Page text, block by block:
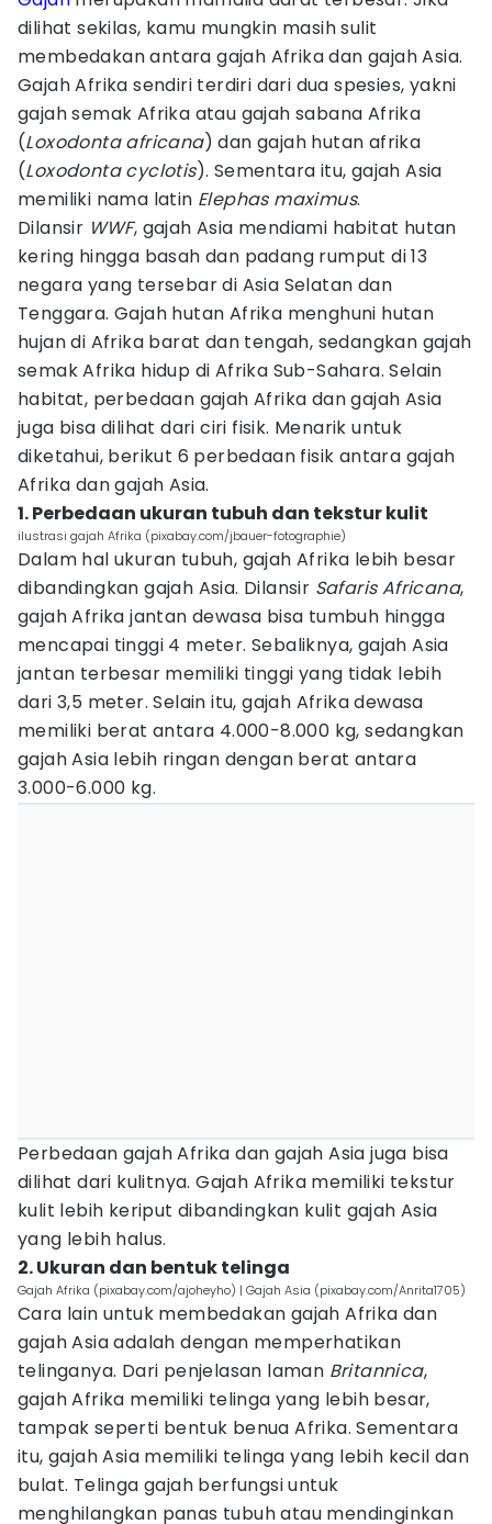
dilihat sekilas, kamu mungkin masih sulit
membedakan antara gajah Afrika dan gajah Asia.
Gajah Afrika sendiri terdiri dari dua spesies, yakni
gajah semak Afrika atau gajah sabana Afrika
(Loxodonta africana) dan gajah hutan afrika
(Loxodonta cyclotis). Sementara itu, gajah Asia
memiliki nama latin Elephas maximus.
Dilansir WWF, gajah Asia mendiami habitat hutan
kering hingga basah dan padang rumput di 13
negara yang tersebar di Asia Selatan dan
Tenggara. Gajah hutan Afrika menghuni hutan
hujan di Afrika barat dan tengah, sedangkan gajah
semak Afrika hidup di Afrika Sub-Sahara. Selain
habitat, perbedaan gajah Afrika dan gajah Asia
juga bisa dilihat dari ciri fisik. Menarik untuk
diketahui, berikut 6 perbedaan fisik antara gajah
Afrika dan gajah Asia.
1. Perbedaan ukuran tubuh dan tekstur kulit
ilustrasi gajah Afrika (pixabay.com/jbauer-fotographie)
Dalam hal ukuran tubuh, gajah Afrika lebih besar
dibandingkan gajah Asia. Dilansir Safaris Africana,
gajah Afrika jantan dewasa bisa tumbuh hingga
mencapai tinggi 4 meter. Sebaliknya, gajah Asia
jantan terbesar memiliki tinggi yang tidak lebih
dari 3,5 meter. Selain itu, gajah Afrika dewasa
memiliki berat antara 4.000-8.000 kg, sedangkan
gajah Asia lebih ringan dengan berat antara
3.000-6.000 kg.
Perbedaan gajah Afrika dan gajah Asia juga bisa
dilihat dari kulitnya. Gajah Afrika memiliki tekstur
kulit lebih keriput dibandingkan kulit gajah Asia
yang lebih halus.
2. Ukuran dan bentuk telinga
Gajah Afrika (pixabay.com/ajoheyho) | Gajah Asia (pixabay.com/Anrita1705)
Cara lain untuk membedakan gajah Afrika dan
gajah Asia adalah dengan memperhatikan
telinganya. Dari penjelasan laman Britannica,
gajah Afrika memiliki telinga yang lebih besar,
tampak seperti bentuk benua Afrika. Sementara
itu, gajah Asia memiliki telinga yang lebih kecil dan
bulat. Telinga gajah berfungsi untuk
menghilangkan panas tubuh atau mendinginkan